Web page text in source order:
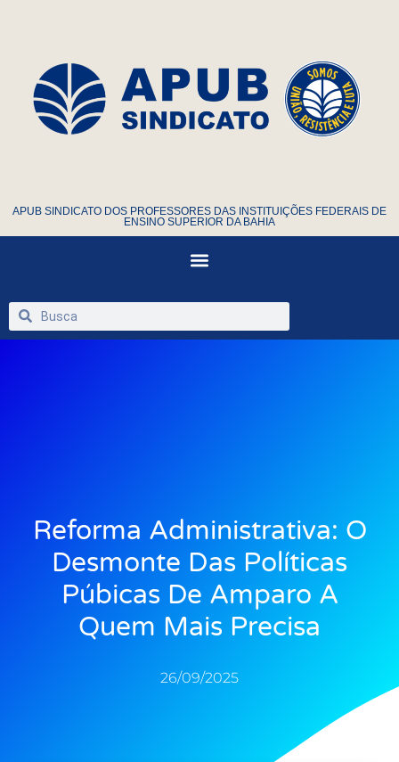
APUB SINDICATO DOS PROFESSORES DAS INSTITUIÇÕES FEDERAIS DE
ENSINO SUPERIOR DA BAHIA
Reforma Administrativa: O
Desmonte Das Políticas
Púbicas De Amparo A
Quem Mais Precisa
26/09/2025